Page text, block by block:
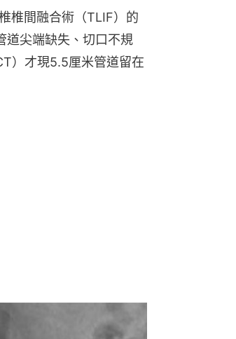
椎間融合術（TLIF）的
道尖端缺失、切口不規
）才現5.5厘米管道留在